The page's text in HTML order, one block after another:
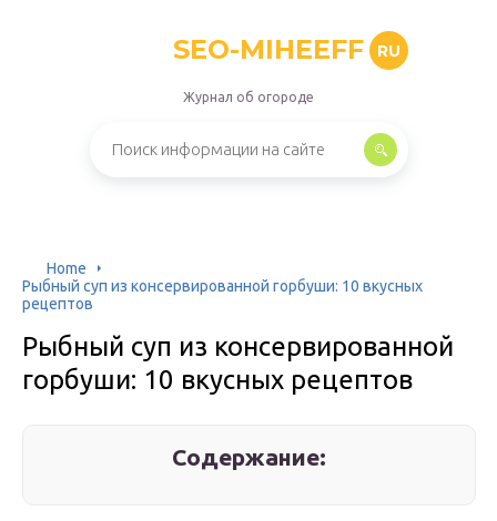
SEO-MIHEEFF RU
Журнал об огороде
Home
Рыбный суп из консервированной горбуши: 10 вкусных
рецептов
Рыбный суп из консервированной
горбуши: 10 вкусных рецептов
Содержание: